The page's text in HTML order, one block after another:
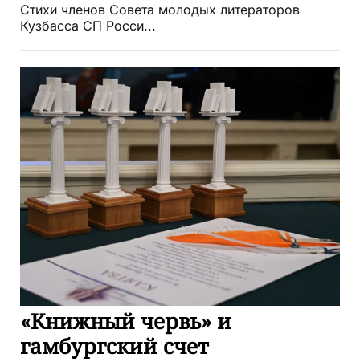
Стихи членов Совета молодых литераторов
Кузбасса СП Росси...
«Книжный червь» и
гамбургский счет